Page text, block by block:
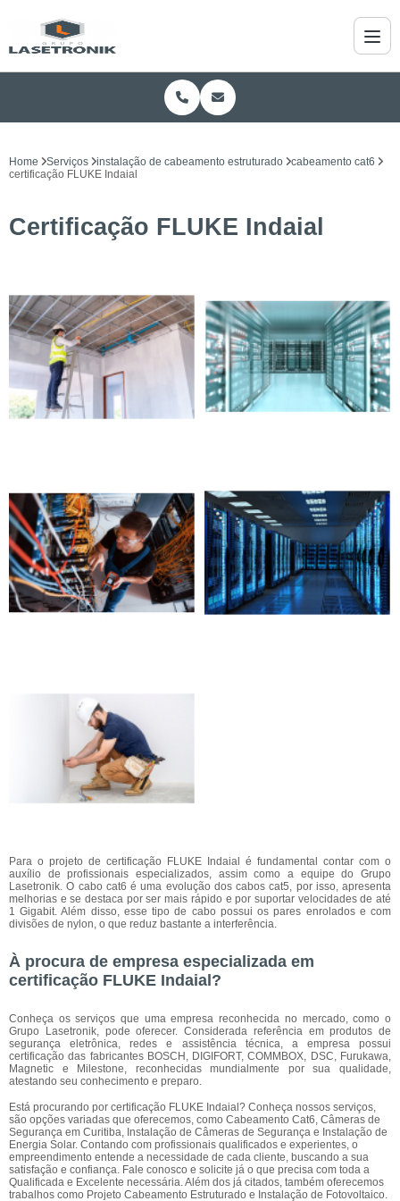
Home Serviços instalação de cabeamento estruturado
cabeamento cat6
certificação FLUKE Indaial
Certificação FLUKE Indaial
Para o projeto de certificação FLUKE Indaial é fundamental contar com o
auxílio de profissionais especializados, assim como a equipe do Grupo
Lasetronik. O cabo cat6 é uma evolução dos cabos cat5, por isso, apresenta
melhorias e se destaca por ser mais rápido e por suportar velocidades de até
1 Gigabit. Além disso, esse tipo de cabo possui os pares enrolados e com
divisões de nylon, o que reduz bastante a interferência.
À procura de empresa especializada em
certificação FLUKE Indaial?
Conheça os serviços que uma empresa reconhecida no mercado, como o
Grupo Lasetronik, pode oferecer. Considerada referência em produtos de
segurança eletrônica, redes e assistência técnica, a empresa possui
certificação das fabricantes BOSCH, DIGIFORT, COMMBOX, DSC, Furukawa,
Magnetic e Milestone, reconhecidas mundialmente por sua qualidade,
atestando seu conhecimento e preparo.
Está procurando por certificação FLUKE Indaial? Conheça nossos serviços,
são opções variadas que oferecemos, como Cabeamento Cat6, Câmeras de
Segurança em Curitiba, Instalação de Câmeras de Segurança e Instalação de
Energia Solar. Contando com profissionais qualificados e experientes, o
empreendimento entende a necessidade de cada cliente, buscando a sua
satisfação e confiança. Fale conosco e solicite já o que precisa com toda a
Qualificada e Excelente necessária. Além dos já citados, também oferecemos
trabalhos como Projeto Cabeamento Estruturado e Instalação de Fotovoltaico.